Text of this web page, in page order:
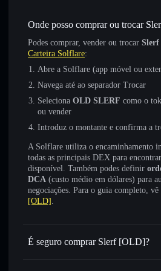
Onde posso comprar ou trocar
Podes comprar, vender ou trocar Slerf
Carteira Solflare:
Abre a Solflare (app móvel ou
Navega até ao separador Trocar
Seleciona OLD SLERF como o
ou vender
Introduz o montante e confirma a
A Solflare utiliza o encaminhamento
todas as principais DEX para
disponível. Também podes definir
DCA (custo médio em dólares) para
negociações. Para o guia completo, vê
[OLD] .
É seguro comprar Slerf [OLD]?
Slerf [OLD] token verificado